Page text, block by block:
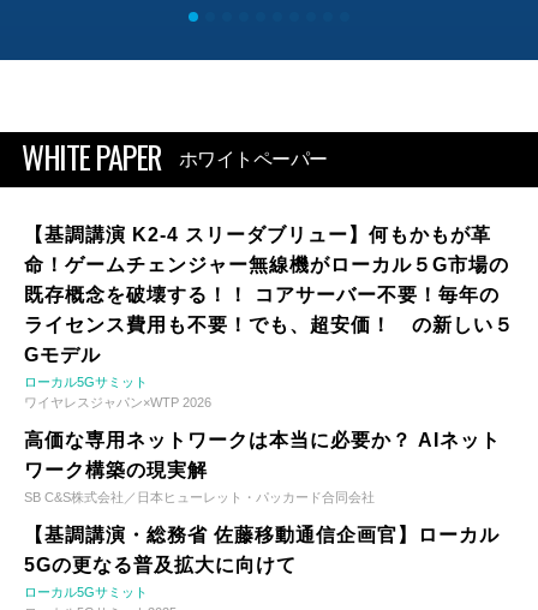
WHITE PAPER ホワイトペーパー
【基調講演 K2-4 スリーダブリュー】何もかもが革
命！ゲームチェンジャー無線機がローカル５G市場の
既存概念を破壊する！！ コアサーバー不要！毎年の
ライセンス費用も不要！でも、超安価！ の新しい５
Gモデル
ローカル5Gサミット
ワイヤレスジャパン×WTP 2026
高価な専用ネットワークは本当に必要か？ AIネット
ワーク構築の現実解
SB C&S株式会社／日本ヒューレット・パッカード合同会社
【基調講演・総務省 佐藤移動通信企画官】ローカル
5Gの更なる普及拡大に向けて
ローカル5Gサミット